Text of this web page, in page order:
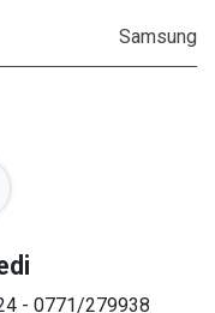
Samsung
- 0771/279938